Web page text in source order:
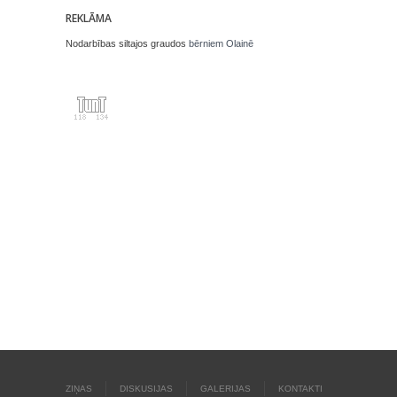
REKLĀMA
Nodarbības siltajos graudos bērniem Olainē
ZIŅAS DISKUSIJAS GALERIJAS KONTAKTI